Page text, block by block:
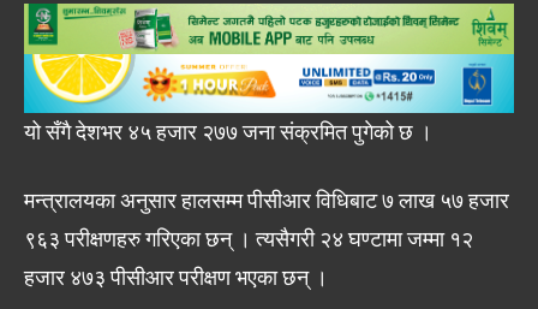
यो सँगै देशभर ४५ हजार २७७ जना संक्रमित पुगेको छ ।
मन्त्रालयका अनुसार हालसम्म पीसीआर विधिबाट ७ लाख ५७ हजार
९६३ परीक्षणहरु गरिएका छन् । त्यसैगरी २४ घण्टामा जम्मा १२
हजार ४७३ पीसीआर परीक्षण भएका छन् ।